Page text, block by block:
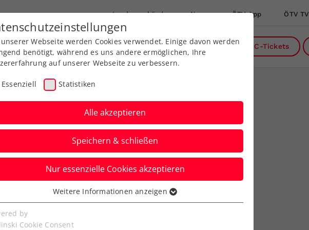
Landesverbände News ÖTV App ÖTV TV
Ausbildung Services Über uns DC-Tickets
Draper und
im Finale
Webseite werden Cookies verwendet. Einige davon werden
benötigt, während es uns andere ermöglichen, Ihre
auf unserer Webseite zu verbessern.
Essenziell Statistiken
Alle akzeptieren
Speichern & schließen
Nur essenzielle Cookies akzeptieren
Cookies werden für grundlegende Funktionen der
benötigt. Dadurch ist gewährleistet, dass die Webseite
Weitere Informationen anzeigen
by
Cookie Consent